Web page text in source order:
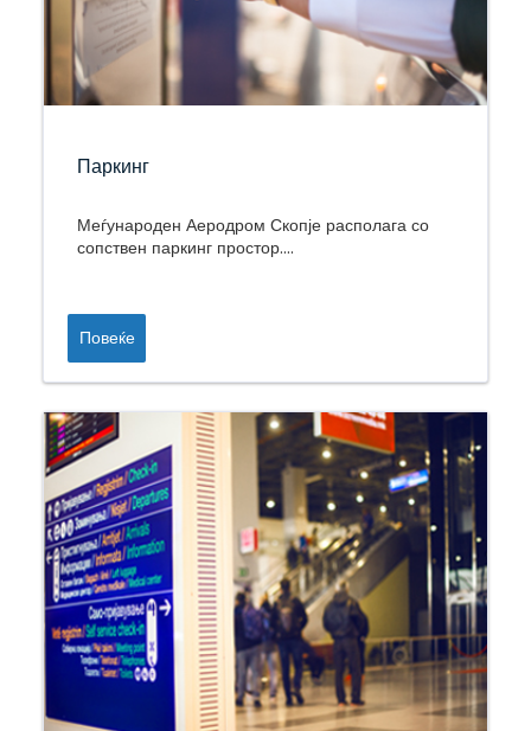
Паркинг
Меѓународен Аеродром Скопје располага со
сопствен паркинг простор....
Повеќе